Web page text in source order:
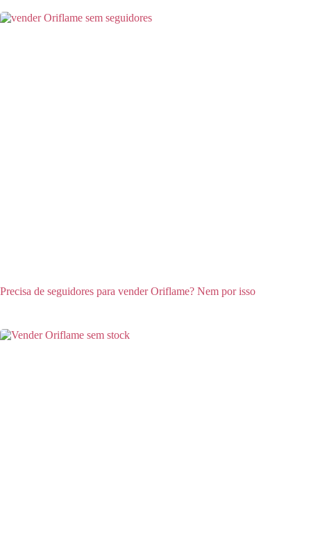
Precisa de seguidores para vender Oriflame? Nem por isso